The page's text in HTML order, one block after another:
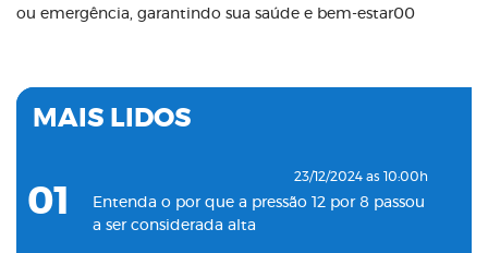
ou emergência, garantindo sua saúde e bem-estar00
MAIS LIDOS
01
23/12/2024 as 10:00h
Entenda o por que a pressão 12 por 8 passou
a ser considerada alta